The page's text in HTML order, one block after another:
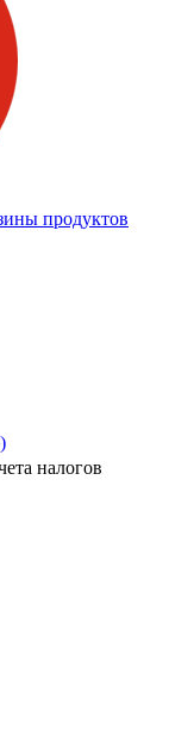
продуктов
налогов